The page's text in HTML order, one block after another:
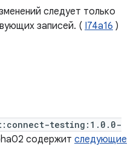
следует только
записей. ( I74a16 )
testing:1.0.0-
содержит следующие